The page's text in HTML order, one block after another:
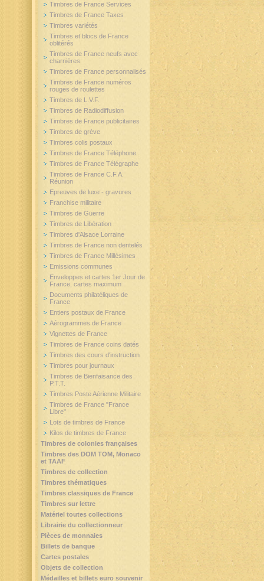
Timbres de France Services
Timbres de France Taxes
Timbres variétés
Timbres et blocs de France
oblitérés
Timbres de France neufs avec
charnières
Timbres de France personnalisés
Timbres de France numéros
rouges de roulettes
Timbres de L.V.F.
Timbres de Radiodiffusion
Timbres de France publicitaires
Timbres de grève
Timbres colis postaux
Timbres de France Téléphone
Timbres de France Télégraphe
Timbres de France C.F.A.
Réunion
Epreuves de luxe - gravures
Franchise militaire
Timbres de Guerre
Timbres de Libération
Timbres d'Alsace Lorraine
Timbres de France non dentelés
Timbres de France Millésimes
Emissions communes
Enveloppes et cartes 1er Jour de
France, cartes maximum
Documents philatéliques de
France
Entiers postaux de France
Aérogrammes de France
Vignettes de France
Timbres de France coins datés
Timbres des cours d'instruction
Timbres pour journaux
Timbres de Bienfaisance des
P.T.T.
Timbres Poste Aérienne Militaire
Timbres de France "France
Libre"
Lots de timbres de France
Kilos de timbres de France
Timbres de colonies françaises
Timbres des DOM TOM, Monaco
et TAAF
Timbres de collection
Timbres thématiques
Timbres classiques de France
Timbres sur lettre
Matériel toutes collections
Librairie du collectionneur
Pièces de monnaies
Billets de banque
Cartes postales
Objets de collection
Médailles et billets euro souvenir